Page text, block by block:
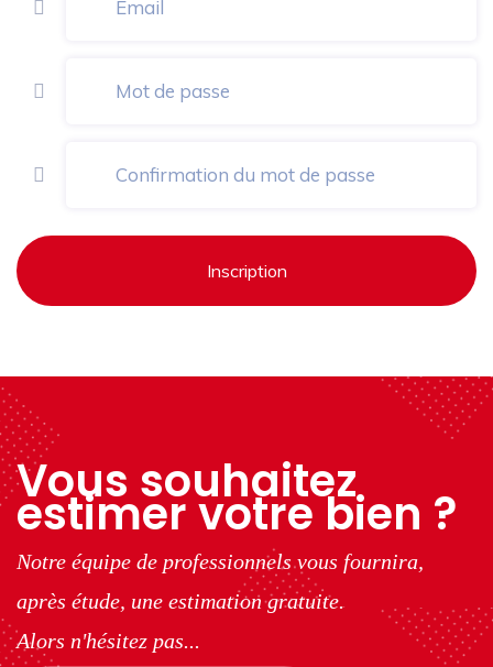
Inscription
Vous souhaitez
estimer votre bien ?
Notre équipe de professionnels vous fournira,
après étude, une estimation gratuite.
Alors n'hésitez pas...